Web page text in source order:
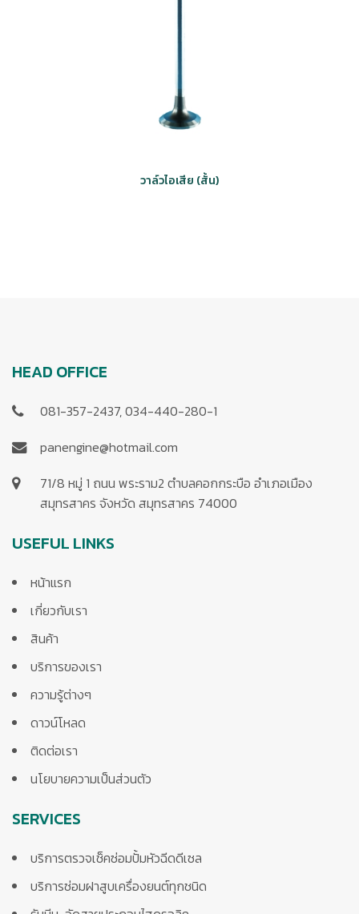
วาล์วไอเสีย (สั้น)
HEAD OFFICE
081-357-2437, 034-440-280-1
panengine@hotmail.com
71/8 หมู่ 1 ถนน พระราม2 ตำบลคอกกระบือ อำเภอเมือง
สมุทรสาคร จังหวัด สมุทรสาคร 74000
USEFUL LINKS
หน้าแรก
เกี่ยวกับเรา
สินค้า
บริการของเรา
ความรู้ต่างๆ
ดาวน์โหลด
ติดต่อเรา
นโยบายความเป็นส่วนตัว
SERVICES
บริการตรวจเช็คซ่อมปั้มหัวฉีดดีเซล
บริการซ่อมฝาสูบเครื่องยนต์ทุกชนิด